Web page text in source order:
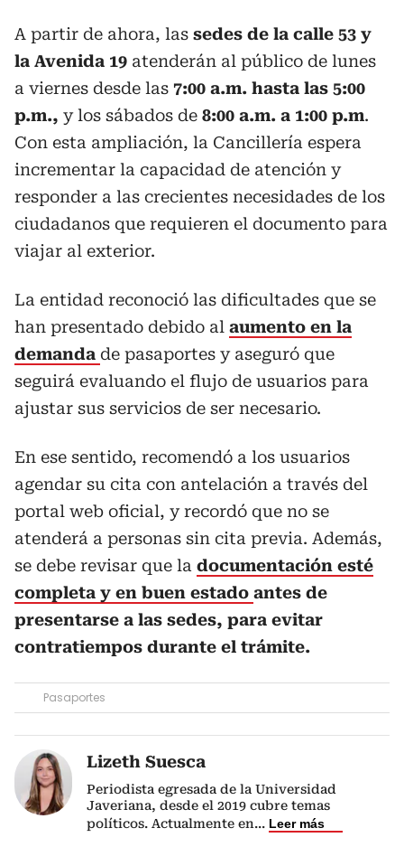
A partir de ahora, las sedes de la calle 53 y
la Avenida 19 atenderán al público de lunes
a viernes desde las 7:00 a.m. hasta las 5:00
p.m., y los sábados de 8:00 a.m. a 1:00 p.m.
Con esta ampliación, la Cancillería espera
incrementar la capacidad de atención y
responder a las crecientes necesidades de los
ciudadanos que requieren el documento para
viajar al exterior.
La entidad reconoció las dificultades que se
han presentado debido al aumento en la
demanda de pasaportes y aseguró que
seguirá evaluando el flujo de usuarios para
ajustar sus servicios de ser necesario.
En ese sentido, recomendó a los usuarios
agendar su cita con antelación a través del
portal web oficial, y recordó que no se
atenderá a personas sin cita previa. Además,
se debe revisar que la documentación esté
completa y en buen estado antes de
presentarse a las sedes, para evitar
contratiempos durante el trámite.
Pasaportes
Lizeth Suesca
Periodista egresada de la Universidad
Javeriana, desde el 2019 cubre temas
políticos. Actualmente en... Leer más